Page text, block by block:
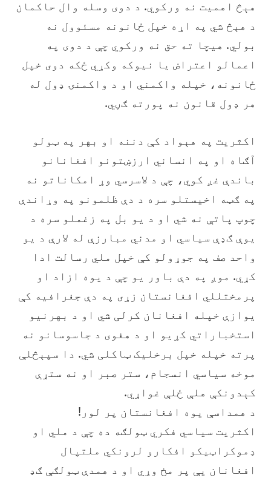
هېڅ اهمیت نه ورکوي. د دوی وسله وال حاکمان
د هېڅ شي په اړه خپل ځانونه مسئوول نه
بولي. هیچا ته حق نه ورکوي چې د دوی په
اعمالو اعتراض یا نیوکه وکړي ځکه دوی خپل
ځانونه، خپله واکمني او د واکمنۍ ډول له
هر ډول قانون نه پورته ګڼي.
‏اکثریت په هېواد کې دننه او بهر په ټولو
آګاه او په انساني ارزښتونو افغانانو
باندې غږ کوي، چې د لاسرسي وړ امکاناتو نه
په ګټه اخيستلو سره د دې ظلمونو په وړاندې
چوپ پاتې نه شي او د یو بل په زغملو سره د
یوې ګډې سیاسي او مدني مبارزې له لارې د یو
واحد صف په جوړولو کې خپل ملي رسالت ادا
کړي. موږ په دې باور یو چې د یوه ازاد او
پرمختللي افغانستان زړی په دې جغرافیه کې
یوازې خپله افغانان کرلی شي او د بهرنیو
استخباراتي کړیو او د هغوی د جاسوسانو نه
پرته خپله خپل برخلیک ټاکلی شي. دا سپېڅلې
موخه سیاسي انسجام، ستر صبر او نه ستړې
کېدونکې هلې ځلې غواړي.
‏د همداسې یوه افغانستان پر لور!
‏اکثریت سیاسي فکري ټولګه ده چې د ملي او
ډموکراټیکو افکارو لرونکي ملتپال
افغانان یې پر مخ وړي او د همدې ټولګې ګډ